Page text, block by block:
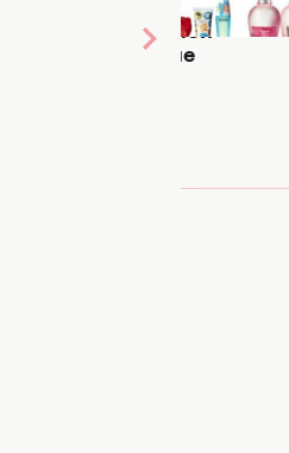
красивой и
ухоженной
женщине